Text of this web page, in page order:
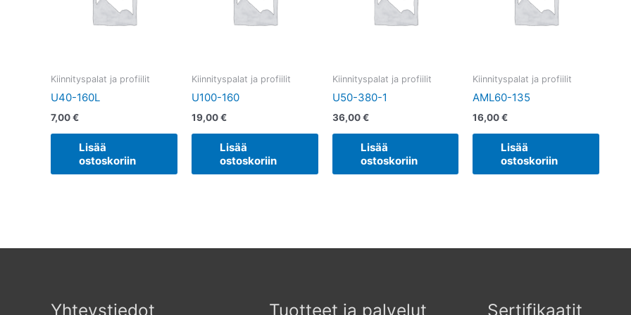
Kiinnityspalat ja profiilit
U40-160L
7,00€
Lisää
ostoskoriin
Kiinnityspalat ja profiilit
U100-160
19,00€
Lisää
ostoskoriin
Kiinnityspalat ja profiilit
U50-380-1
36,00€
Lisää
ostoskoriin
Kiinnityspalat ja profiilit
AML60-135
16,00€
Lisää
ostoskoriin
Yhteystiedot Tuotteet ja palvelut Sertifikaatit